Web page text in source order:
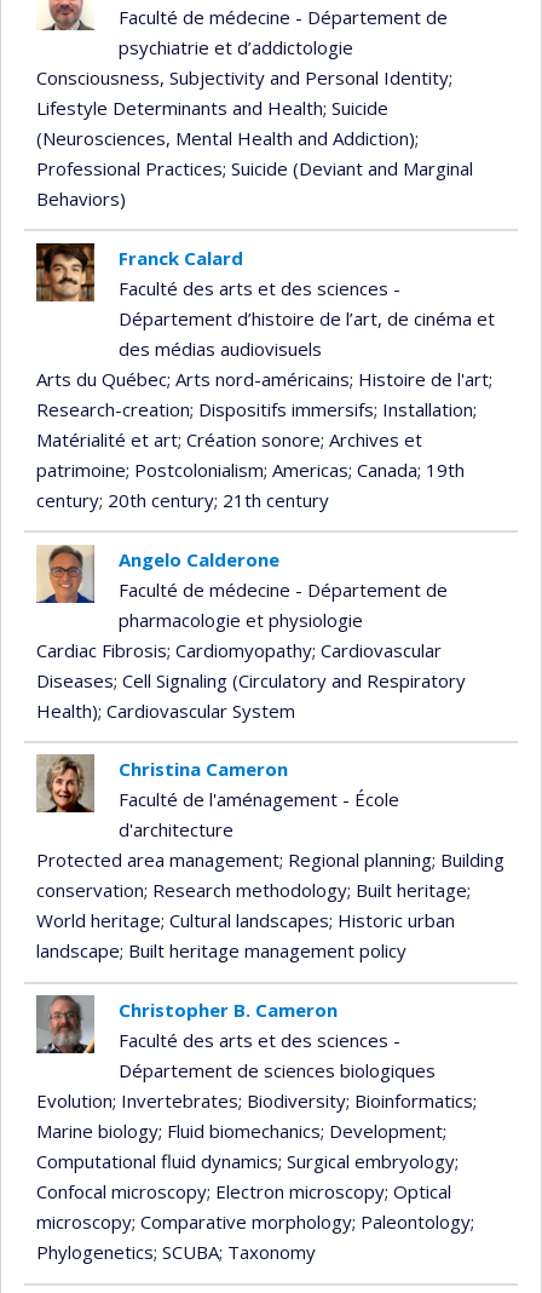
Faculté de médecine - Département de
psychiatrie et d’addictologie
Consciousness, Subjectivity and Personal Identity;
Lifestyle Determinants and Health; Suicide
(Neurosciences, Mental Health and Addiction);
Professional Practices; Suicide (Deviant and Marginal
Behaviors)
Franck Calard
Faculté des arts et des sciences -
Département d’histoire de l’art, de cinéma et
des médias audiovisuels
Arts du Québec; Arts nord-américains; Histoire de l'art;
Research-creation; Dispositifs immersifs; Installation;
Matérialité et art; Création sonore; Archives et
patrimoine; Postcolonialism; Americas; Canada; 19th
century; 20th century; 21th century
Angelo Calderone
Faculté de médecine - Département de
pharmacologie et physiologie
Cardiac Fibrosis; Cardiomyopathy; Cardiovascular
Diseases; Cell Signaling (Circulatory and Respiratory
Health); Cardiovascular System
Christina Cameron
Faculté de l'aménagement - École
d'architecture
Protected area management; Regional planning; Building
conservation; Research methodology; Built heritage;
World heritage; Cultural landscapes; Historic urban
landscape; Built heritage management policy
Christopher B. Cameron
Faculté des arts et des sciences -
Département de sciences biologiques
Evolution; Invertebrates; Biodiversity; Bioinformatics;
Marine biology; Fluid biomechanics; Development;
Computational fluid dynamics; Surgical embryology;
Confocal microscopy; Electron microscopy; Optical
microscopy; Comparative morphology; Paleontology;
Phylogenetics; SCUBA; Taxonomy